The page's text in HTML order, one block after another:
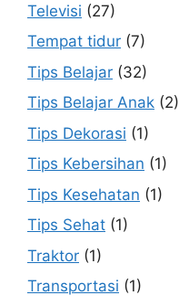
Televisi (27)
Tempat tidur (7)
Tips Belajar (32)
Tips Belajar Anak (2)
Tips Dekorasi (1)
Tips Kebersihan (1)
Tips Kesehatan (1)
Tips Sehat (1)
Traktor (1)
Transportasi (1)